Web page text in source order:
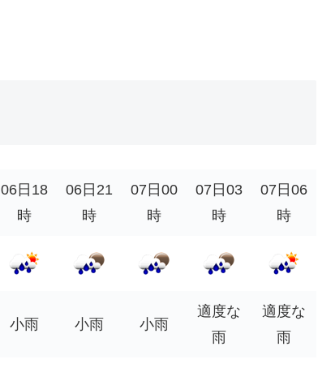
06日18
時
06日21
時
07日00
時
07日03
時
07日06
時
小雨 小雨 小雨
適度な
雨
適度な
雨